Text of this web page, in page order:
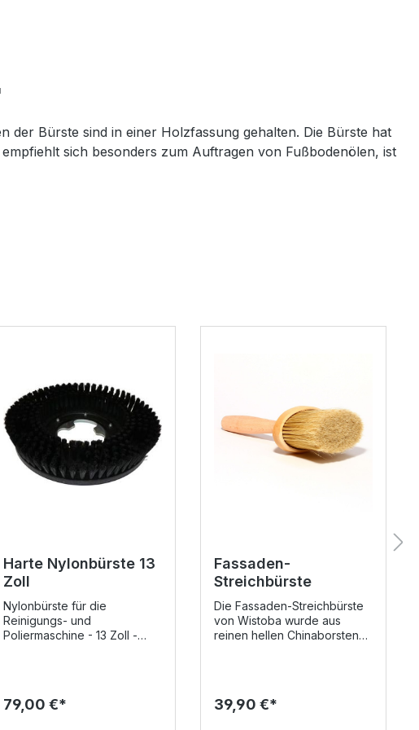
der Bürste sind in einer Holzfassung gehalten. Die Bürste hat
sich besonders zum Auftragen von Fußbodenölen, ist
Harte Nylonbürste 13
Zoll
Nylonbürste für die
Reinigungs- und
Poliermaschine - 13 Zoll -
werden. Mit der Bürste und
79,00 €*
Fassaden-
Streichbürste
Die Fassaden-Streichbürste
von Wistoba wurde aus
reinen hellen Chinaborsten
Chinaborsten
39,90 €*